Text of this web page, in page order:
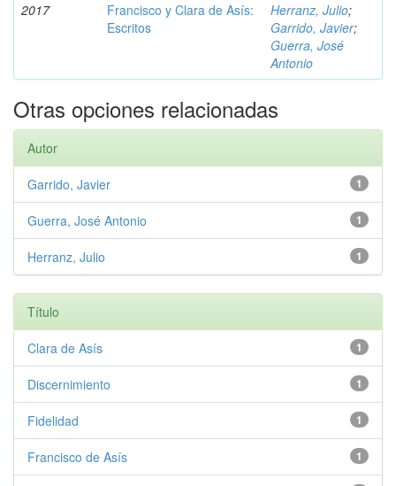
2017
Francisco y Clara de Asís:
Escritos
Herranz, Julio;
Garrido, Javier;
Guerra, José
Antonio
Otras opciones relacionadas
Autor
1
Garrido, Javier
1
Guerra, José Antonio
1
Herranz, Julio
Título
1
Clara de Asís
1
Discernimiento
1
Fidelidad
1
Francisco de Asís